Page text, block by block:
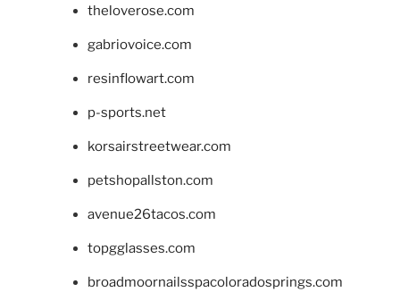
theloverose.com
gabriovoice.com
resinflowart.com
p-sports.net
korsairstreetwear.com
petshopallston.com
avenue26tacos.com
topgglasses.com
broadmoornailsspacoloradosprings.com